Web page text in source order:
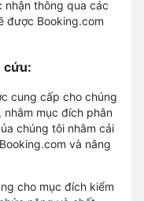
nhận thông qua các
được Booking.com
cứu:
cung cấp cho chúng
mục đích phân
chúng tôi nhằm cải
và nâng
cho mục đích kiểm